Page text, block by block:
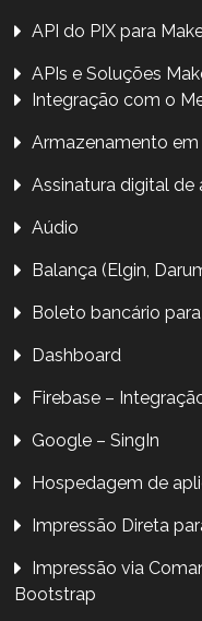
API do PIX para
APIs e Soluções
Integração com o
Armazenamento
Assinatura digital de
Aúdio
Balança (Elgin,
Boleto bancário
Dashboard
Firebase –
Google – SingIn
Hospedagem de
Impressão Direta
Impressão via
Bootstrap